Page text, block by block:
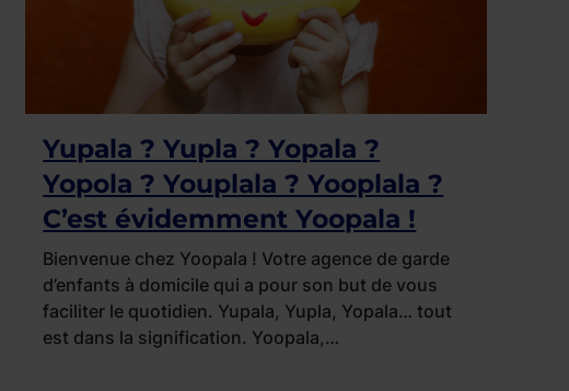
Yupala ? Yupla ? Yopala ?
Yopola ? Youplala ? Yooplala ?
C’est évidemment Yoopala !
Bienvenue chez Yoopala ! Votre agence de garde
d’enfants à domicile qui a pour son but de vous
faciliter le quotidien. Yupala, Yupla, Yopala… tout
est dans la signification. Yoopala,…